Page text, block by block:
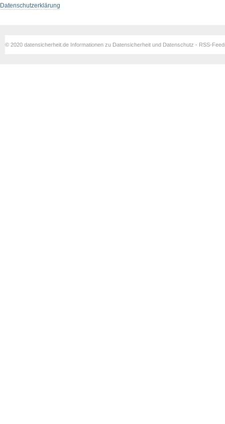
Datenschutzerklärung
© 2020 datensicherheit.de Informationen zu Datensicherheit und Datenschutz - RSS-